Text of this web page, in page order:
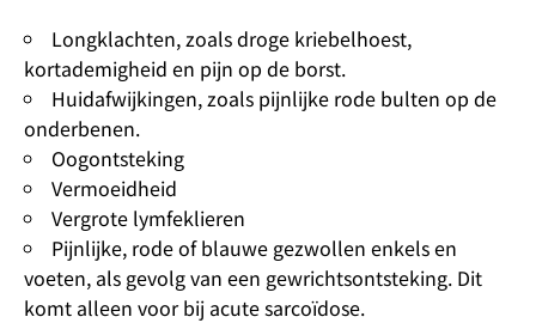
Longklachten, zoals droge kriebelhoest,
kortademigheid en pijn op de borst.
Huidafwijkingen, zoals pijnlijke rode bulten op de
onderbenen.
Oogontsteking
Vermoeidheid
Vergrote lymfeklieren
Pijnlijke, rode of blauwe gezwollen enkels en
voeten, als gevolg van een gewrichtsontsteking. Dit
komt alleen voor bij acute sarcoïdose.